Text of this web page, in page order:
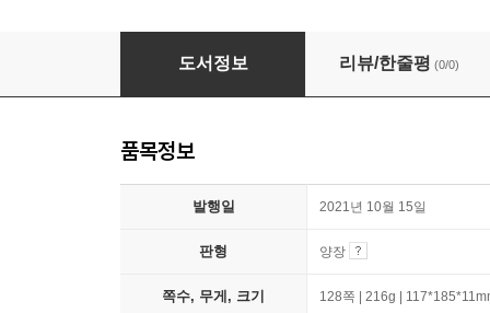
도서정보 리뷰/한줄평 (0/0)
품목정보
발행일 2021년 10월 15일
판형 양장
쪽수, 무게, 크기 128쪽 | 216g |